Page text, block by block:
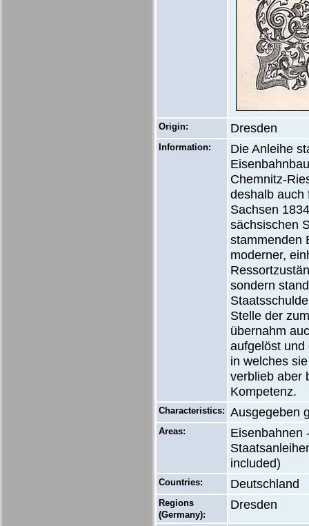
Origin: Dresden
Information:
Die Anleihe
Chemnitz-
deshalb auch
Sachsen
sächsischen
stammenden
moderner,
sondern
Stelle der
übernahm
aufgelöst und
in welches
verblieb aber
Kompetenz.
Characteristics: Ausgegeben
Areas:
Eisenbahnen
included)
Countries: Deutschland
Regions
(Germany):
Dresden